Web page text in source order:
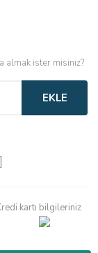
almak ister misiniz?
EKLE
kartı bilgileriniz